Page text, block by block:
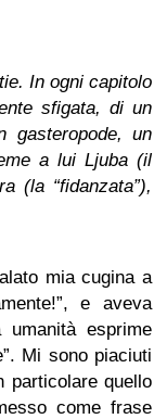
In ogni capitolo
sfigata, di un
gasteropode, un
a lui Ljuba (il
(la “fidanzata”),
mia cugina a
e aveva
umanità esprime
Mi sono piaciuti
particolare quello
come frase